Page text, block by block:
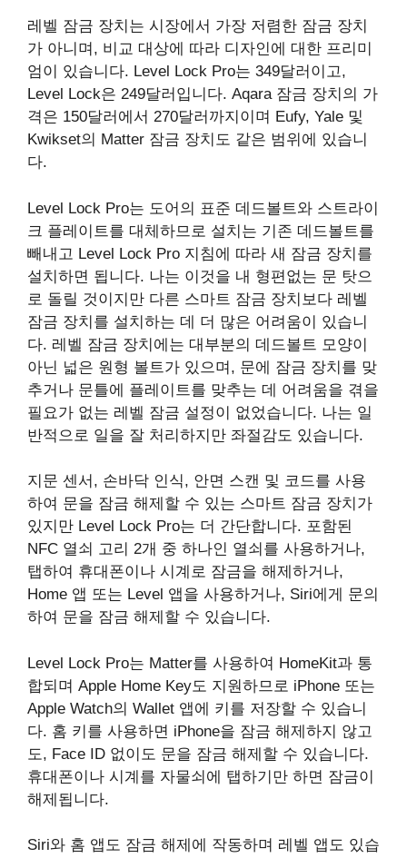
레벨 잠금 장치는 시장에서 가장 저렴한 잠금 장치
가 아니며, 비교 대상에 따라 디자인에 대한 프리미
엄이 있습니다. Level Lock Pro는 349달러이고,
Level Lock은 249달러입니다. Aqara 잠금 장치의 가
격은 150달러에서 270달러까지이며 Eufy, Yale 및
Kwikset의 Matter 잠금 장치도 같은 범위에 있습니
다.
Level Lock Pro는 도어의 표준 데드볼트와 스트라이
크 플레이트를 대체하므로 설치는 기존 데드볼트를
빼내고 Level Lock Pro 지침에 따라 새 잠금 장치를
설치하면 됩니다. 나는 이것을 내 형편없는 문 탓으
로 돌릴 것이지만 다른 스마트 잠금 장치보다 레벨
잠금 장치를 설치하는 데 더 많은 어려움이 있습니
다. 레벨 잠금 장치에는 대부분의 데드볼트 모양이
아닌 넓은 원형 볼트가 있으며, 문에 잠금 장치를 맞
추거나 문틀에 플레이트를 맞추는 데 어려움을 겪을
필요가 없는 레벨 잠금 설정이 없었습니다. 나는 일
반적으로 일을 잘 처리하지만 좌절감도 있습니다.
지문 센서, 손바닥 인식, 안면 스캔 및 코드를 사용
하여 문을 잠금 해제할 수 있는 스마트 잠금 장치가
있지만 Level Lock Pro는 더 간단합니다. 포함된
NFC 열쇠 고리 2개 중 하나인 열쇠를 사용하거나,
탭하여 휴대폰이나 시계로 잠금을 해제하거나,
Home 앱 또는 Level 앱을 사용하거나, Siri에게 문의
하여 문을 잠금 해제할 수 있습니다.
Level Lock Pro는 Matter를 사용하여 HomeKit과 통
합되며 Apple Home Key도 지원하므로 iPhone 또는
Apple Watch의 Wallet 앱에 키를 저장할 수 있습니
다. 홈 키를 사용하면 iPhone을 잠금 해제하지 않고
도, Face ID 없이도 문을 잠금 해제할 수 있습니다.
휴대폰이나 시계를 자물쇠에 탭하기만 하면 잠금이
해제됩니다.
‌Siri‌와 홈 앱도 잠금 해제에 작동하며 레벨 앱도 있습